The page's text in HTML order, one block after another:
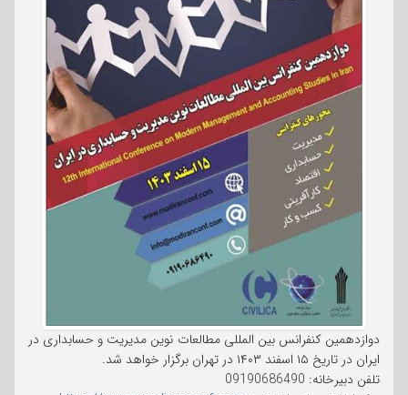
دوازدهمین کنفرانس بین المللی مطالعات نوین مدیریت و حسابداری در
ایران در تاریخ ۱۵ اسفند ۱۴۰۳ در تهران برگزار خواهد شد.
تلفن دبیرخانه: 09190686490